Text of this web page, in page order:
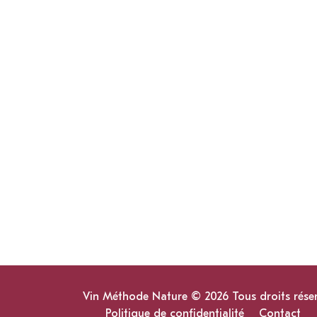
Vin Méthode Nature © 2026 Tous droits
Politique de confidentialité
Contact